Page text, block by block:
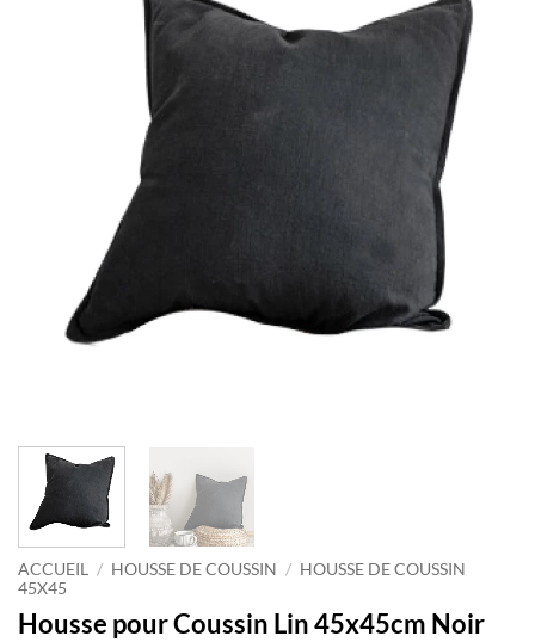
ACCUEIL / HOUSSE DE COUSSIN / HOUSSE DE COUSSIN
45X45
Housse pour Coussin Lin 45x45cm Noir